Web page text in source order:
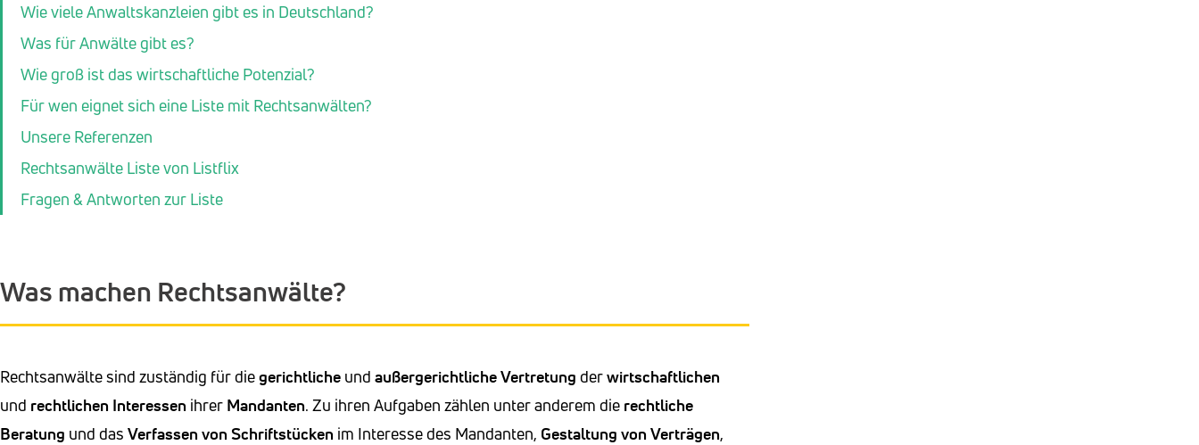
Wie viele Anwaltskanzleien gibt es in Deutschland?
Was für Anwälte gibt es?
Wie groß ist das wirtschaftliche Potenzial?
Für wen eignet sich eine Liste mit Rechtsanwälten?
Unsere Referenzen
Rechtsanwälte Liste von Listflix
Fragen & Antworten zur Liste
Was machen Rechtsanwälte?
Rechtsanwälte sind zuständig für diegerichtliche und außergerichtliche Vertretung derwirtschaftlichen
und rechtlichen Interessen ihrer Mandanten. Zu ihren Aufgaben zählen unter anderem die rechtliche
Beratung und das Verfassen von Schriftstücken im Interesse des Mandanten, Gestaltung von Verträgen,